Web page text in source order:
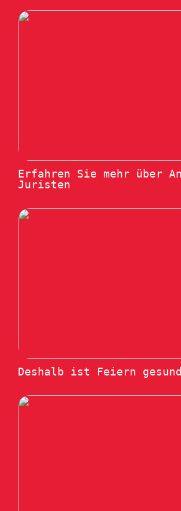
Erfahren Sie mehr über
Juristen
Deshalb ist Feiern gesund